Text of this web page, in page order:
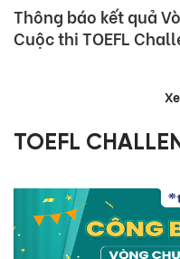
Thông báo kết quả
Cuộc thi TOEFL
TOEFL